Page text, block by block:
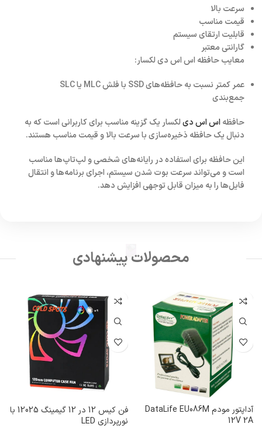
سرعت بالا
قیمت مناسب
قابلیت ارتقای سیستم
گارانتی معتبر
معایب حافظه اس اس دی لکسار:
عمر کمتر نسبت به حافظه‌های SSD با فلش MLC یا SLC
جمع‌بندی
حافظهاس اس دیلکسار یک گزینه مناسب برای کاربرانی است که به
دنبال یک حافظه ذخیره‌سازی با سرعت بالا و قیمت مناسب هستند.
این حافظه برای استفاده در رایانه‌های شخصی و لپ‌تاپ‌ها مناسب
است و می‌تواند سرعت بوت شدن سیستم، اجرای برنامه‌ها و انتقال
فایل‌ها را به میزان قابل توجهی افزایش دهد.
محصولات پیشنهادی
آداپتور مودم DataLife EU086M
12V 2A
فن کیس 12 در 12 گیمینگ 12025 با
نورپردازی LED